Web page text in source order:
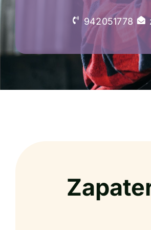
942051778